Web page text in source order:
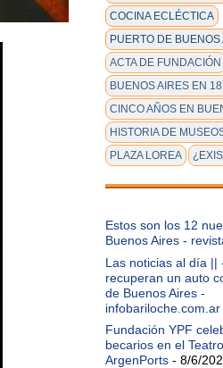
COCINA ECLÉCTICA
PUERTO DE BUENOS
ACTA DE FUNDACIÓN
BUENOS AIRES EN
CINCO AÑOS EN
HISTORIA DE
PLAZA LOREA
Estos son los 12
Buenos Aires -
Las noticias al día ||
recuperan un auto
de Buenos Aires -
infobariloche.com.ar
Fundación YPF
becarios en el
ArgenPorts - 8/6/